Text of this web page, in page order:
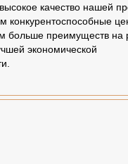
качество нашей
конкурентоспособные
больше преимуществ на
экономической